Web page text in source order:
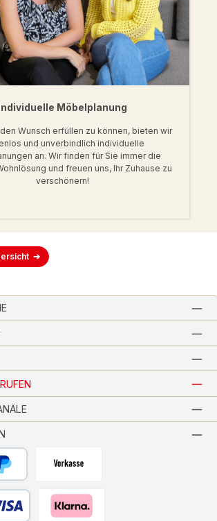
Individuelle Möbelplanung
Wunsch erfüllen zu können, bieten wir
und unverbindlich individuelle
an. Wir finden für Sie immer die
und freuen uns, Ihr Zuhause zu
verschönern!